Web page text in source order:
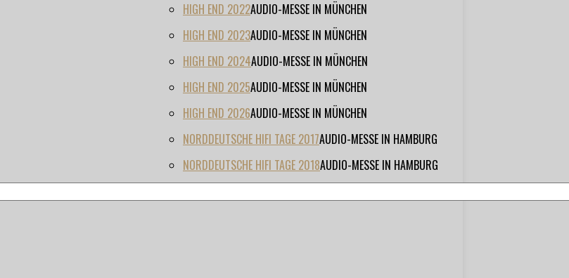
HIGH END 2022AUDIO-MESSE IN MÜNCHEN
HIGH END 2023AUDIO-MESSE IN MÜNCHEN
HIGH END 2024AUDIO-MESSE IN MÜNCHEN
HIGH END 2025AUDIO-MESSE IN MÜNCHEN
HIGH END 2026AUDIO-MESSE IN MÜNCHEN
NORDDEUTSCHE HIFI TAGE 2017AUDIO-MESSE IN HAMBURG
NORDDEUTSCHE HIFI TAGE 2018AUDIO-MESSE IN HAMBURG